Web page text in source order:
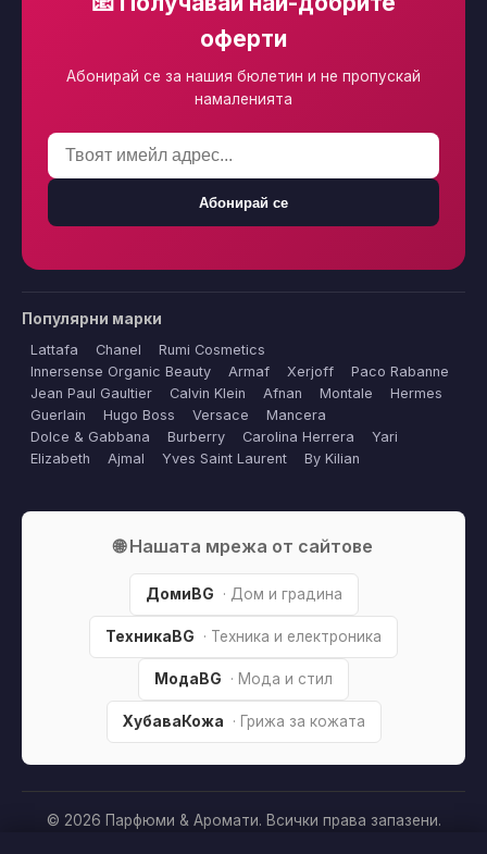
оферти
Абонирай се за нашия бюлетин и не пропускай
намаленията
Абонирай се
Популярни марки
Lattafa Chanel
Rumi Cosmetics
Innersense Organic Beauty
Armaf Xerjoff
Paco Rabanne
Jean Paul Gaultier
Calvin Klein Afnan Montale
Hermes
Guerlain
Hugo Boss Versace
Mancera
Dolce & Gabbana
Burberry Carolina Herrera
Yari
Elizabeth
Ajmal Yves Saint Laurent By Kilian
🌐 Нашата мрежа от сайтове
ДомиBG · Дом и градина
ТехникаBG · Техника и електроника
МодаBG · Мода и стил
ХубаваКожа · Грижа за кожата
© 2026 Парфюми & Аромати. Всички права запазени.